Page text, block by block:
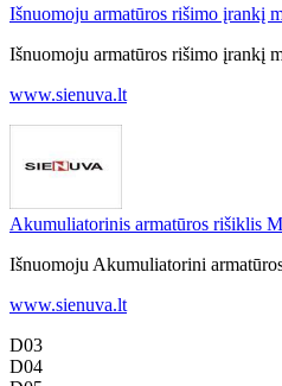
Išnuomoju armatūros rišimo įrankį
Išnuomoju armatūros rišimo įrankį
www.sienuva.lt
Akumuliatorinis armatūros rišiklis
Išnuomoju Akumuliatorini
www.sienuva.lt
D03
D04